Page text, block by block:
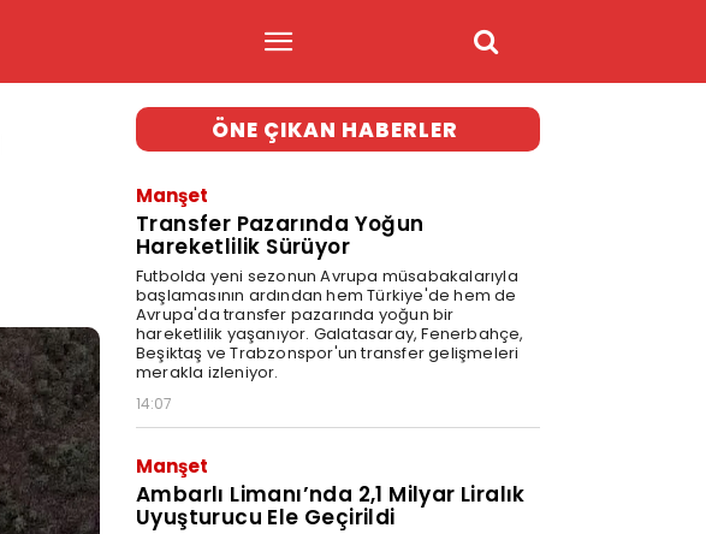
ÖNE ÇIKAN HABERLER
Manşet
Transfer Pazarında Yoğun
Hareketlilik Sürüyor
Futbolda yeni sezonun Avrupa müsabakalarıyla
başlamasının ardından hem Türkiye'de hem de
Avrupa'da transfer pazarında yoğun bir
hareketlilik yaşanıyor. Galatasaray, Fenerbahçe,
Beşiktaş ve Trabzonspor'un transfer gelişmeleri
merakla izleniyor.
14:07
Manşet
Ambarlı Limanı’nda 2,1 Milyar Liralık
Uyuşturucu Ele Geçirildi